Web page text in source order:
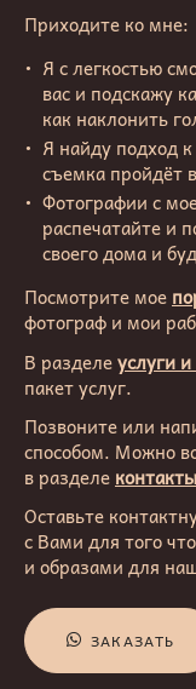
Приходите ко мне:
Я с легкостью
вас и подскажу
как наклонить
Я найду подход
съемка пройдёт
Фотографии с
распечатайте и
своего дома и
Посмотрите мое
фотограф и мои
В разделеуслуги
пакет услуг.
Позвоните или
способом. Можно
в разделе контакты
Оставьте
с Вами для того
и образами для
ЗАКАЗАТЬ